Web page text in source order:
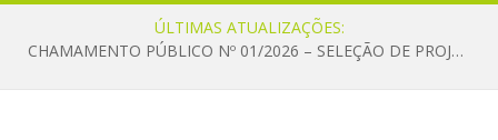
ÚLTIMAS ATUALIZAÇÕES:
CHAMAMENTO PÚBLICO Nº 01/2026 – SELEÇÃO DE PROJETOS PARA FIRMAR TERMO DE EXECUÇÃO CULTURAL COM RECURSOS DA POLÍTICA NACIONAL ALDIR BLANC DE FOMENTO À CULTURA – PNAB (LEI Nº 14.399/2022)